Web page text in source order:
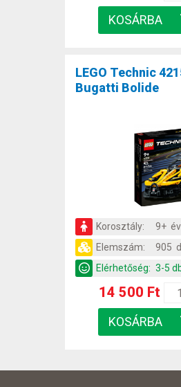
LEGO Technic
Bugatti Bolide
Korosztály:
9+ év
Elemszám:
905
Elérhetőség: 3-5
14 500 Ft